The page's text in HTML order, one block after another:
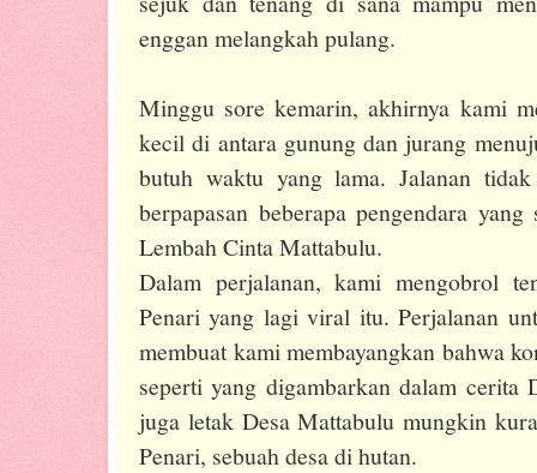
enggan melangkah pulang.
Minggu sore kemarin, akhirnya kami
kecil di antara gunung dan jurang
butuh waktu yang lama. Jalanan
berpapasan beberapa pengendara
Lembah Cinta Mattabulu.
Dalam perjalanan, kami mengobrol
Penari yang lagi viral itu. Perjalanan
membuat kami membayangkan bahwa
seperti yang digambarkan dalam cerita
juga letak Desa Mattabulu mungkin
Penari, sebuah desa di hutan.